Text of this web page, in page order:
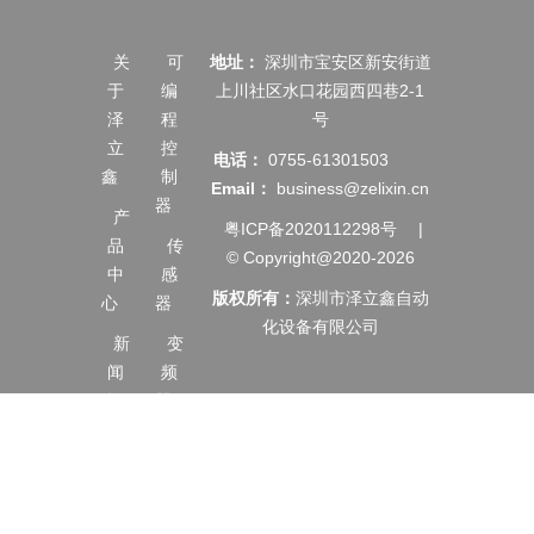
关
于
泽
立
鑫
产
品
中
心
新
闻
可
编
程
控
制
器
传
感
器
变
频
地址： 深圳市宝安区新安街道
上川社区水口花园西四巷2-1
号
电话： 0755-61301503
Email：
business@zelixin.cn
粤ICP备2020112298号
|
© Copyright@2020-2026
版权所有： 深圳市泽立鑫自动
化设备有限公司